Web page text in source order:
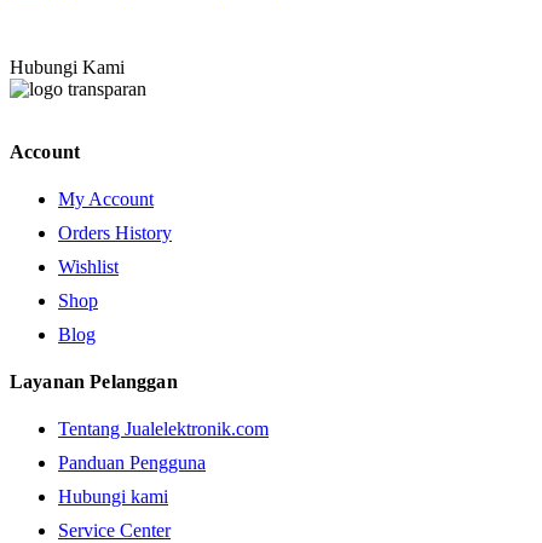
Hubungi Kami
Account
My Account
Orders History
Wishlist
Shop
Blog
Layanan Pelanggan
Tentang Jualelektronik.com
Panduan Pengguna
Hubungi kami
Service Center